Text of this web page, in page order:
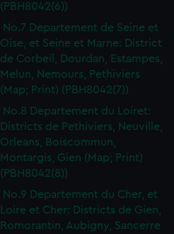
(PBH8042(6))
No.7 Departement de Seine et
Oise, et Seine et Marne: District
de Corbeil, Dourdan, Estampes,
Melun, Nemours, Pethiviers
(Map; Print) (PBH8042(7))
No.8 Departement du Loiret:
Districts de Pethiviers, Neuville,
Orleans, Boiscommun,
Montargis, Gien (Map; Print)
(PBH8042(8))
No.9 Departement du Cher, et
Loire et Cher: Districts de Gien,
Romorantin, Aubigny, Sancerre